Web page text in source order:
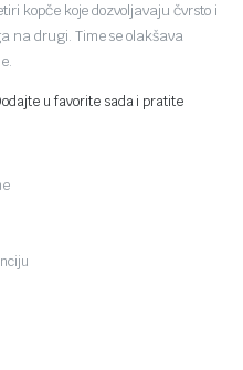
kopče koje dozvoljavaju čvrsto i
na drugi. Time se olakšava
u favorite sada i pratite